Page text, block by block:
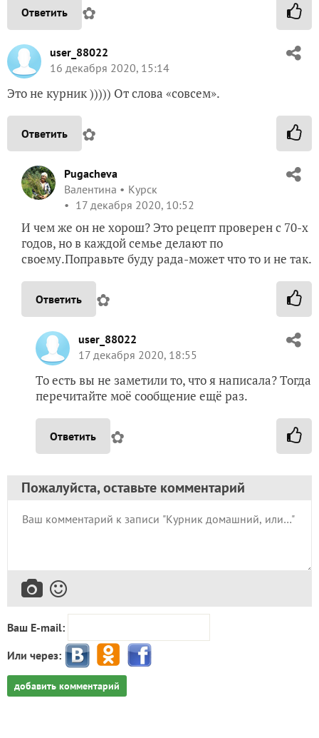
Ответить ✿
user_88022
16 декабря 2020, 15:14
Это не курник ))))) От слова «совсем».
Ответить ✿
Pugacheva
Валентина
Курск
17 декабря 2020, 10:52
И чем же он не хорош? Это рецепт проверен с 70-х
годов, но в каждой семье делают по
своему.Поправьте буду рада-может что то и не так.
Ответить ✿
user_88022
17 декабря 2020, 18:55
То есть вы не заметили то, что я написала? Тогда
перечитайте моё сообщение ещё раз.
Ответить ✿
Пожалуйста, оставьте комментарий
Ваш E-mail:
Или через:
добавить комментарий